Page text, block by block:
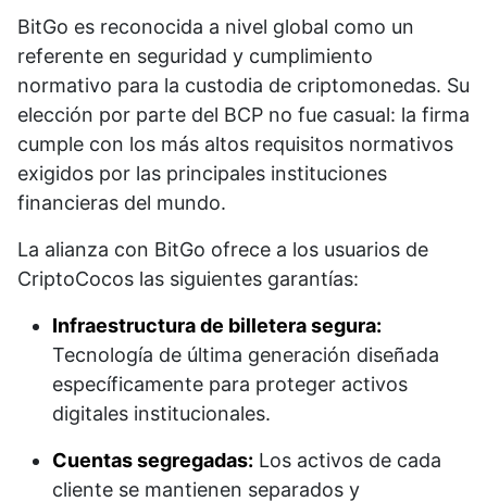
BitGo es reconocida a nivel global como un
referente en seguridad y cumplimiento
normativo para la custodia de criptomonedas. Su
elección por parte del BCP no fue casual: la firma
cumple con los más altos requisitos normativos
exigidos por las principales instituciones
financieras del mundo.
La alianza con BitGo ofrece a los usuarios de
CriptoCocos las siguientes garantías:
Infraestructura de billetera segura:
Tecnología de última generación diseñada
específicamente para proteger activos
digitales institucionales.
Cuentas segregadas: Los activos de cada
cliente se mantienen separados y